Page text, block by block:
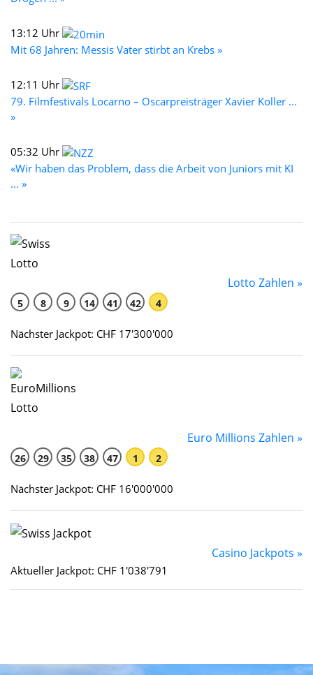
13:12 Uhr
Mit 68 Jahren: Messis Vater stirbt an Krebs »
12:11 Uhr
79. Filmfestivals Locarno – Oscarpreisträger Xavier Koller ...
»
05:32 Uhr
«Wir haben das Problem, dass die Arbeit von Juniors mit KI
... »
Lotto Zahlen »
5 8 9 14 41 42 4
Nächster Jackpot: CHF 17'300'000
Euro Millions Zahlen »
26 29 35 38 47 1 2
Nächster Jackpot: CHF 16'000'000
Casino Jackpots »
Aktueller Jackpot: CHF 1'038'791